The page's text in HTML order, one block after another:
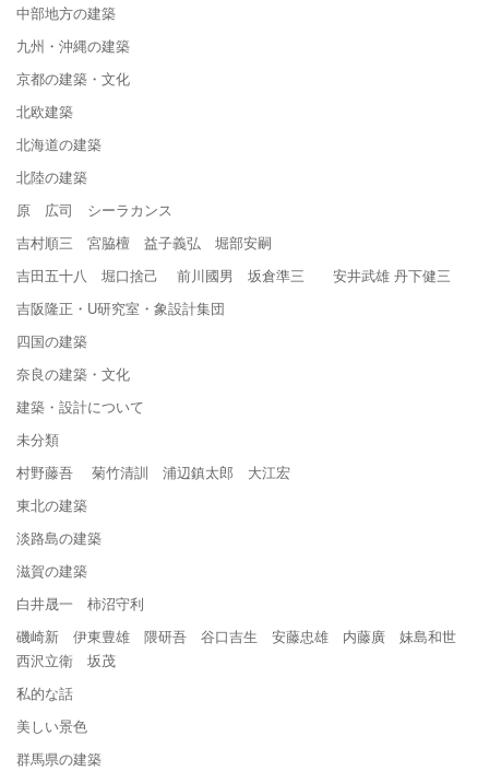
中部地方の建築
九州・沖縄の建築
京都の建築・文化
北欧建築
北海道の建築
北陸の建築
原 広司 シーラカンス
吉村順三 宮脇檀 益子義弘 堀部安嗣
吉田五十八 堀口捨己 前川國男 坂倉準三 安井武雄 丹下健三
吉阪隆正・U研究室・象設計集団
四国の建築
奈良の建築・文化
建築・設計について
未分類
村野藤吾 菊竹清訓 浦辺鎮太郎 大江宏
東北の建築
淡路島の建築
滋賀の建築
白井晟一 柿沼守利
磯崎新 伊東豊雄 隈研吾 谷口吉生 安藤忠雄 内藤廣 妹島和世
西沢立衛 坂茂
私的な話
美しい景色
群馬県の建築